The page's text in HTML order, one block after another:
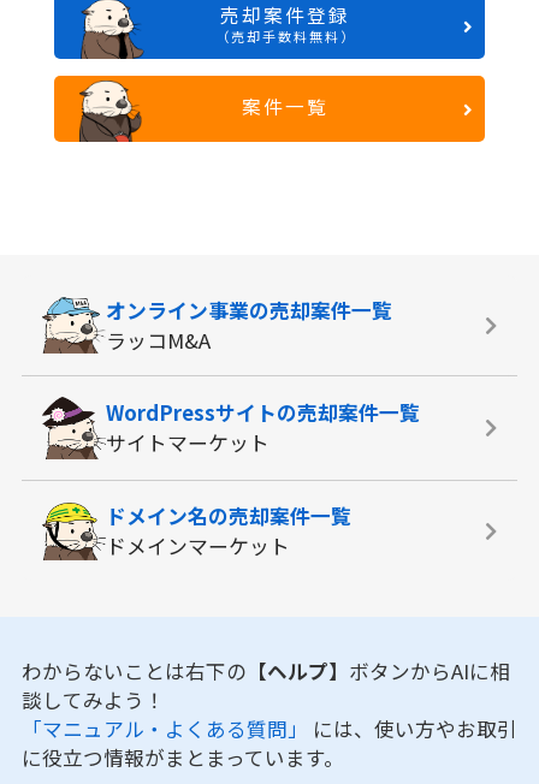
売却案件登録
（売却手数料無料）
案件一覧
オンライン事業の売却案件一覧
ラッコM&A
WordPressサイトの売却案件一覧
サイトマーケット
ドメイン名の売却案件一覧
ドメインマーケット
わからないことは右下の 【ヘルプ】 ボタンからAIに相
談してみよう！
「マニュアル・よくある質問」 には、使い方やお取引
に役立つ情報がまとまっています。